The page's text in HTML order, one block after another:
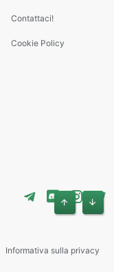
Contattaci!
Cookie Policy
Informativa sulla privacy
Alto Basso